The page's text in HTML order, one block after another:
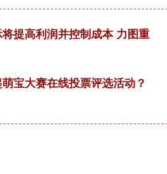
提高利润并控制成本 力图重
宝大赛在线投票评选活动？